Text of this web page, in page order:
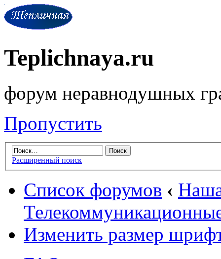
Teplichnaya.ru
форум неравнодушных
Пропустить
Расширенный поиск
Список форумов ‹
Изменить размер